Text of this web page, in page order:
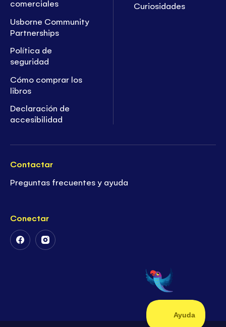
comerciales
Usborne Community
Partnerships
Política de
seguridad
Cómo comprar los
libros
Declaración de
accesibilidad
Curiosidades
Contactar
Preguntas frecuentes y ayuda
Conectar
FollowFollow